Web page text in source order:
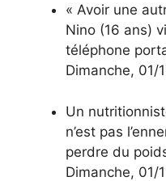
« Avoir une
Nino (16 ans)
téléphone
Dimanche, 01/
Un
n’est pas
perdre du
Dimanche, 01/